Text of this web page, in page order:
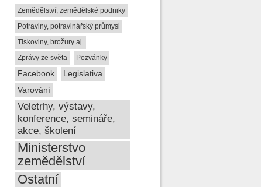
Zemědělství, zemědělské podniky
Potraviny, potravinářský průmysl
Tiskoviny, brožury aj.
Zprávy ze světa
Pozvánky
Facebook
Legislativa
Varování
Veletrhy, výstavy,
konference, semináře,
akce, školení
Ministerstvo
zemědělství
Ostatní